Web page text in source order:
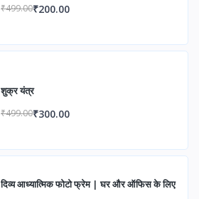
₹499.00₹200.00
शुक्र यंत्र
₹499.00₹300.00
दिव्य आध्यात्मिक फोटो फ्रेम | घर और ऑफिस के लिए